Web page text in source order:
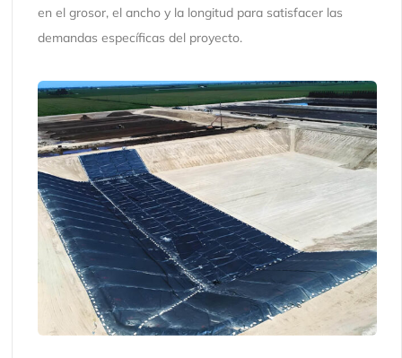
en el grosor, el ancho y la longitud para satisfacer las
demandas específicas del proyecto.